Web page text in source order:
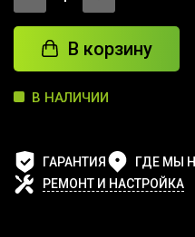
В корзину
В НАЛИЧИИ
ГАРАНТИЯ
ГДЕ МЫ
РЕМОНТ И НАСТРОЙКА